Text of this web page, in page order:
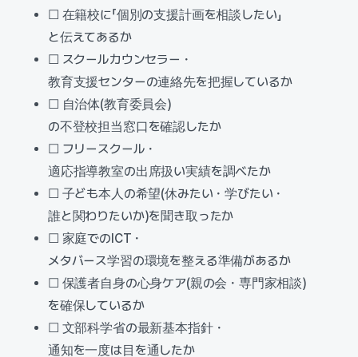
☐ 在籍校に「個別の支援計画を相談したい」
と伝えてあるか
☐ スクールカウンセラー・
教育支援センターの連絡先を把握しているか
☐ 自治体(教育委員会)
の不登校担当窓口を確認したか
☐ フリースクール・
適応指導教室の出席扱い実績を調べたか
☐ 子ども本人の希望(休みたい・学びたい・
誰と関わりたいか)を聞き取ったか
☐ 家庭でのICT・
メタバース学習の環境を整える準備があるか
☐ 保護者自身の心身ケア(親の会・専門家相談)
を確保しているか
☐ 文部科学省の最新基本指針・
通知を一度は目を通したか